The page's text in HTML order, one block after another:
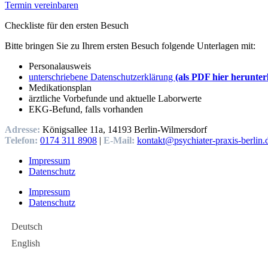
Termin vereinbaren
Checkliste für den ersten Besuch
Bitte bringen Sie zu Ihrem ersten Besuch folgende Unterlagen mit:
Personalausweis
unterschriebene Datenschutzerklärung (als PDF hier
Medikationsplan
ärztliche Vorbefunde und aktuelle Laborwerte
EKG-Befund, falls vorhanden
Adresse: Königsallee 11a, 14193 Berlin-Wilmersdorf
Telefon: 0174 311 8908 | E-Mail: kontakt@psychiater-praxis-
Impressum
Datenschutz
Impressum
Datenschutz
Deutsch
English